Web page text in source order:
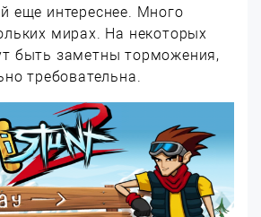
еще интереснее. Много
мирах. На некоторых
быть заметны торможения,
требовательна.